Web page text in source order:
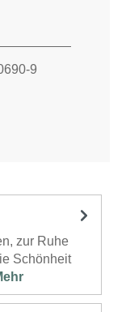
9
zur Ruhe
Schönheit